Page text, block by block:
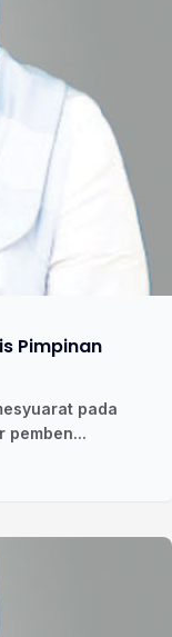
Pimpinan
pada
pemben...